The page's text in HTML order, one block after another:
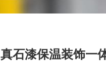
真石漆保温装饰一